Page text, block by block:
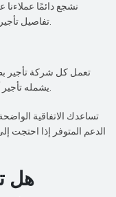
تفاصيل تأجيرهم حتى يستمتعوا بتجربة سلسة منذ اليوم الأول.
تعمل كل شركة تأجير
يشمله تأجير آخر. لهذا السبب يُعد طرح الأسئلة أمرًا مهمًا جدًا.
تساعدك الاتفاقية
الدعم المتوفر إذا احتجت
هل